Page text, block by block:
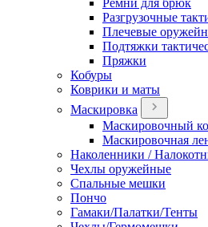
Ремни для брюк
Разгрузочные
Плечевые
Подтяжки
Пряжки
Кобуры
Коврики и маты
Маскировка
Маскировочный
Маскировочная
Наколенники /
Чехлы оружейные
Спальные мешки
Пончо
Гамаки/Палатки/Тенты